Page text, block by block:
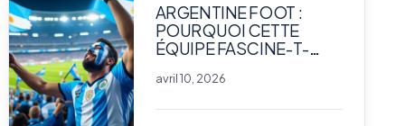
ARGENTINE FOOT :
POURQUOI CETTE
ÉQUIPE FASCINE-T-
PASSIONNÉS DE SPORT
avril 10, 2026